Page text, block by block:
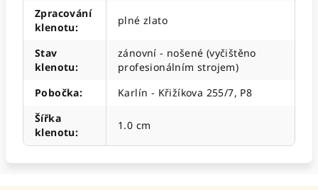
Zpracování
klenotu:
plné zlato
Stav
klenotu:
zánovní - nošené (vyčištěno
profesionálním strojem)
Pobočka:
Karlín - Křižíkova 255/7, P8
Šířka
klenotu:
1.0 cm